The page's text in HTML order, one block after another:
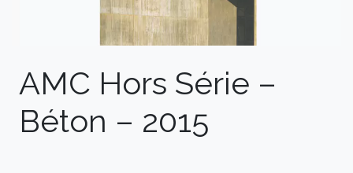
AMC Hors Série –
Béton – 2015